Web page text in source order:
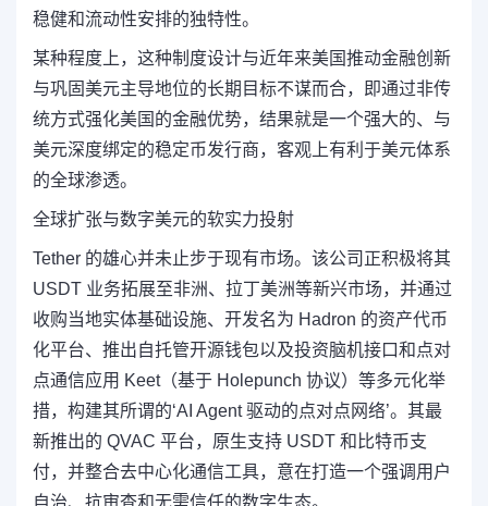
稳健和流动性安排的独特性。
某种程度上，这种制度设计与近年来美国推动金融创新
与巩固美元主导地位的长期目标不谋而合，即通过非传
统方式强化美国的金融优势，结果就是一个强大的、与
美元深度绑定的稳定币发行商，客观上有利于美元体系
的全球渗透。
全球扩张与数字美元的软实力投射
Tether 的雄心并未止步于现有市场。该公司正积极将其
USDT 业务拓展至非洲、拉丁美洲等新兴市场，并通过
收购当地实体基础设施、开发名为 Hadron 的资产代币
化平台、推出自托管开源钱包以及投资脑机接口和点对
点通信应用 Keet（基于 Holepunch 协议）等多元化举
措，构建其所谓的‘AI Agent 驱动的点对点网络’。其最
新推出的 QVAC 平台，原生支持 USDT 和比特币支
付，并整合去中心化通信工具，意在打造一个强调用户